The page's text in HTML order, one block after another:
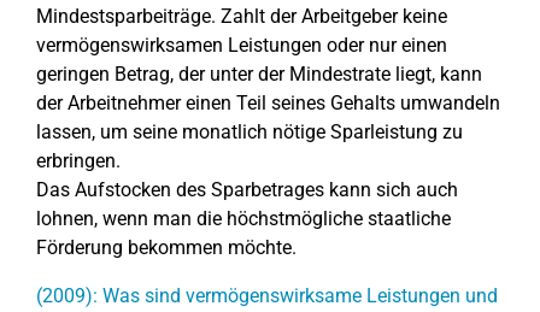
Mindestsparbeiträge. Zahlt der Arbeitgeber keine
vermögenswirksamen Leistungen oder nur einen
geringen Betrag, der unter der Mindestrate liegt, kann
der Arbeitnehmer einen Teil seines Gehalts umwandeln
lassen, um seine monatlich nötige Sparleistung zu
erbringen.
Das Aufstocken des Sparbetrages kann sich auch
lohnen, wenn man die höchstmögliche staatliche
Förderung bekommen möchte.
(2009): Was sind vermögenswirksame Leistungen und